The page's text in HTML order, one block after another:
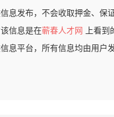
息发布，不会收取押金、保
信息是在蕲春人才网
上看到
息平台，所有信息均由用户